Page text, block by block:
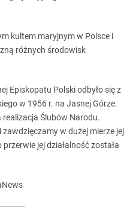
kultem maryjnym w Polsce i
różnych środowisk
Episkopatu Polski odbyło się z
w 1956 r. na Jasnej Górze.
realizacja Ślubów Narodu.
w dużej mierze jej
jej działalność została